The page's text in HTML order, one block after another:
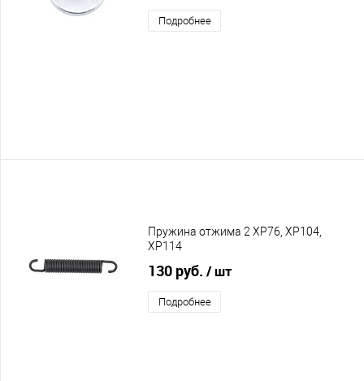
Подробнее
Пружина отжима 2 XP76, XP104,
XP114
130 руб. / шт
Подробнее